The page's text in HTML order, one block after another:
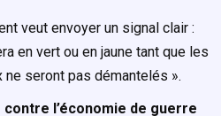
veut envoyer un signal clair :
en vert ou en jaune tant que les
seront pas démantelés ».
l’économie de guerre